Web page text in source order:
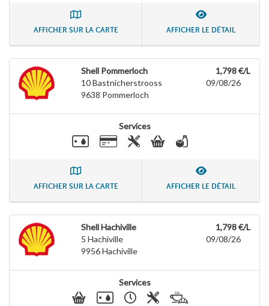
AFFICHER SUR LA CARTE AFFICHER LE DÉTAIL
Shell Pommerloch
10 Bastnicherstrooss
9638 Pommerloch
1,798 €/L
09/08/26
Services
AFFICHER SUR LA CARTE AFFICHER LE DÉTAIL
Shell Hachiville
5 Hachiville
9956Hachiville
1,798 €/L
09/08/26
Services